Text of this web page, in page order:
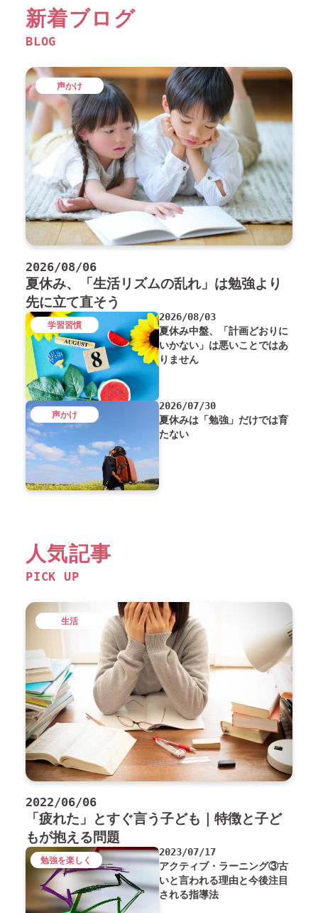
新着ブログ
BLOG
2026/08/06
夏休み、「生活リズムの乱れ」は勉強より
先に立て直そう
声かけ
2026/08/03
夏休み中盤、「計画どおりに
いかない」は悪いことではあ
りません
学習習慣
2026/07/30
夏休みは「勉強」だけでは育
たない
声かけ
人気記事
PICK UP
2022/06/06
「疲れた」とすぐ言う子ども｜特徴と子ど
もが抱える問題
生活
2023/07/17
アクティブ・ラーニング③古
いと言われる理由と今後注目
される指導法
勉強を楽しく